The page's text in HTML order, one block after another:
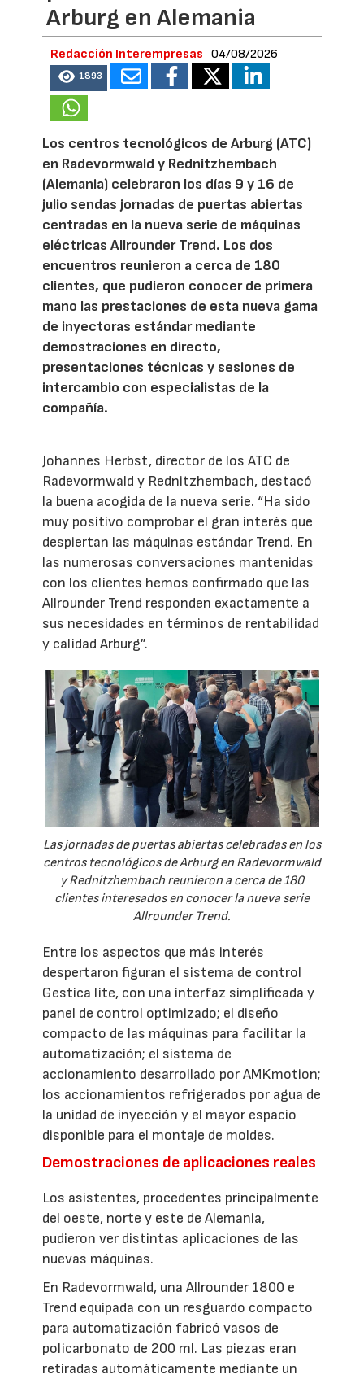
Arburg en Alemania
Redacción Interempresas 04/08/2026
1893
Los centros tecnológicos de Arburg (ATC)
en Radevormwald y Rednitzhembach
(Alemania) celebraron los días 9 y 16 de
julio sendas jornadas de puertas abiertas
centradas en la nueva serie de máquinas
eléctricas Allrounder Trend. Los dos
encuentros reunieron a cerca de 180
clientes, que pudieron conocer de primera
mano las prestaciones de esta nueva gama
de inyectoras estándar mediante
demostraciones en directo,
presentaciones técnicas y sesiones de
intercambio con especialistas de la
compañía.
Johannes Herbst, director de los ATC de
Radevormwald y Rednitzhembach, destacó
la buena acogida de la nueva serie. “Ha sido
muy positivo comprobar el gran interés que
despiertan las máquinas estándar Trend. En
las numerosas conversaciones mantenidas
con los clientes hemos confirmado que las
Allrounder Trend responden exactamente a
sus necesidades en términos de rentabilidad
y calidad Arburg”.
Las jornadas de puertas abiertas celebradas en los
centros tecnológicos de Arburg en Radevormwald
y Rednitzhembach reunieron a cerca de 180
clientes interesados en conocer la nueva serie
Allrounder Trend.
Entre los aspectos que más interés
despertaron figuran el sistema de control
Gestica lite, con una interfaz simplificada y
panel de control optimizado; el diseño
compacto de las máquinas para facilitar la
automatización; el sistema de
accionamiento desarrollado por AMKmotion;
los accionamientos refrigerados por agua de
la unidad de inyección y el mayor espacio
disponible para el montaje de moldes.
Demostraciones de aplicaciones reales
Los asistentes, procedentes principalmente
del oeste, norte y este de Alemania,
pudieron ver distintas aplicaciones de las
nuevas máquinas.
En Radevormwald, una Allrounder 1800 e
Trend equipada con un resguardo compacto
para automatización fabricó vasos de
policarbonato de 200 ml. Las piezas eran
retiradas automáticamente mediante un